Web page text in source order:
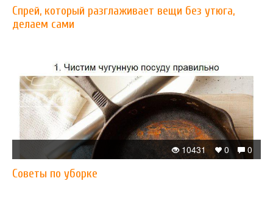
Спрей, который разглаживает вещи без утюга,
делаем сами
0
0
10431
Советы по уборке